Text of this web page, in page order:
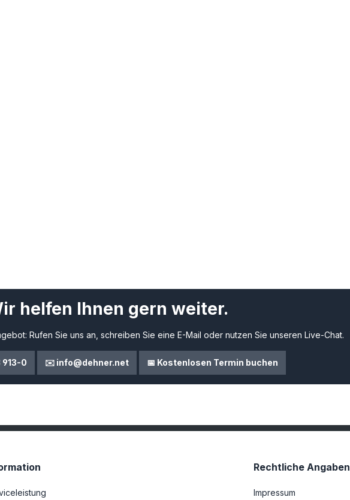
helfen Ihnen gern weiter.
Rufen Sie uns an, schreiben Sie eine E-Mail oder nutzen Sie unseren Live-Chat.
913-0 ✉️ info@dehner.net 📅 Kostenlosen Termin buchen
Rechtliche Angaben
Impressum